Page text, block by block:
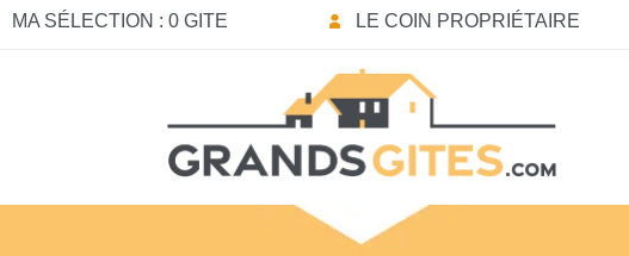
MA SÉLECTION : 0 GITE LE COIN PROPRIÉTAIRE